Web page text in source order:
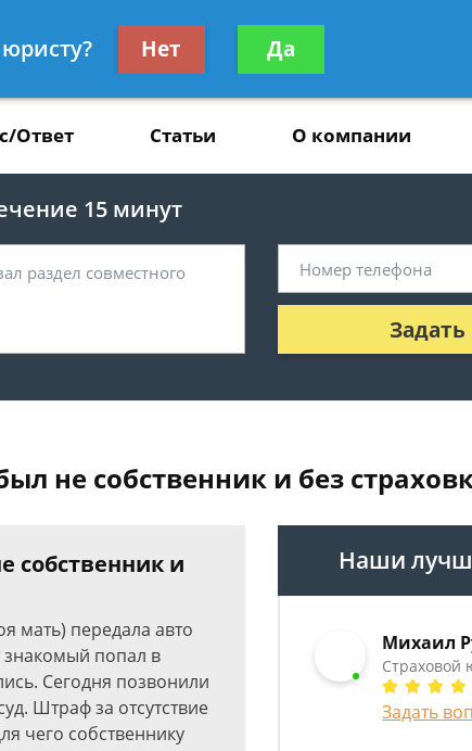
Получите консультацию
бесплатно
Ответ Статьи О компании
15 минут
Задать
не собственник и без
собственник и
мать) передала авто
знакомый попал в
Сегодня позвонили
Штраф за отсутствие
чего собственнику
Наши
Михаил
Страховой
Задать
Нет Да